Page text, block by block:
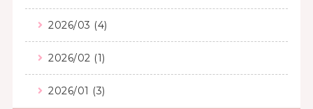
2026/03 (4)
2026/02 (1)
2026/01 (3)